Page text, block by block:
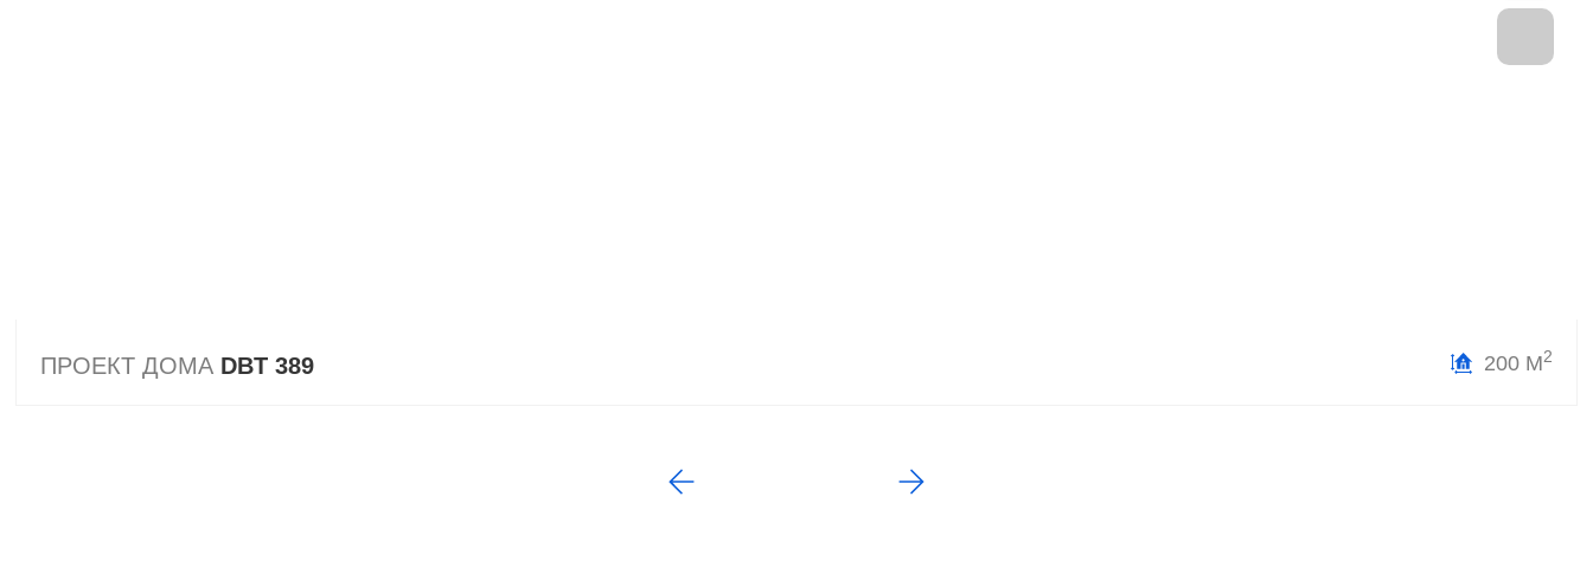
ПРОЕКТ ДОМА DBT 389 200 М2